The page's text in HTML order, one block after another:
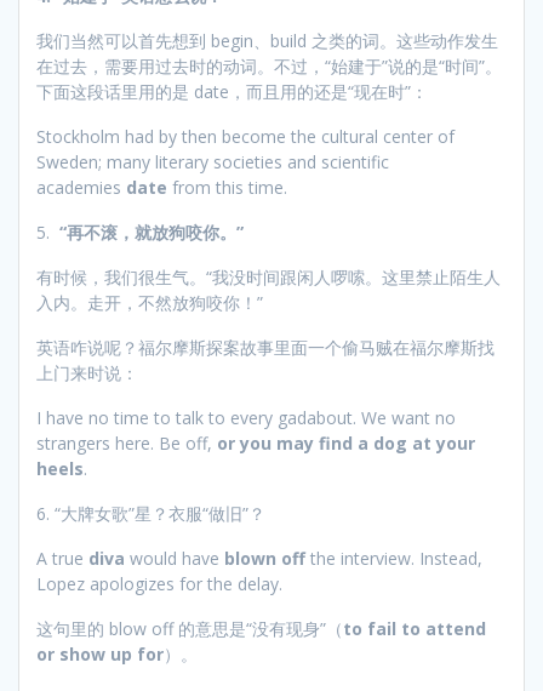
我们当然可以首先想到 begin、build 之类的词。这些动作发生
在过去，需要用过去时的动词。不过，“始建于”说的是“时间”。
下面这段话里用的是 date，而且用的还是“现在时”：
Stockholm had by then become the cultural center of
Sweden; many literary societies and scientific
academies date from this time.
5. “再不滚，就放狗咬你。”
有时候，我们很生气。“我没时间跟闲人啰嗦。这里禁止陌生人
入内。走开，不然放狗咬你！”
英语咋说呢？福尔摩斯探案故事里面一个偷马贼在福尔摩斯找
上门来时说：
I have no time to talk to every gadabout. We want no
strangers here. Be off, or you may find a dog at your
heels.
6. “大牌女歌”星？衣服“做旧”？
A true diva would have blown off the interview. Instead,
Lopez apologizes for the delay.
这句里的 blow off 的意思是“没有现身”（to fail to attend
or show up for）。